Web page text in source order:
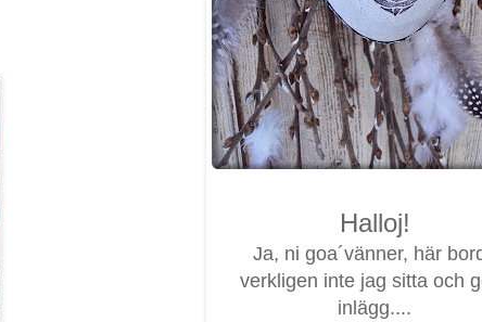
Halloj!
Ja, ni goa´vänner, här
verkligen inte jag sitta och
inlägg....